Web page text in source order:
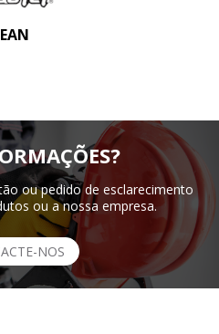
EAN
ou pedido de esclarecimento
ou a nossa empresa.
NOS